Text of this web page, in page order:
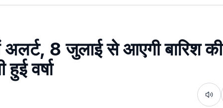
8 जुलाई से आएगी बारिश की
वर्षा
Listen